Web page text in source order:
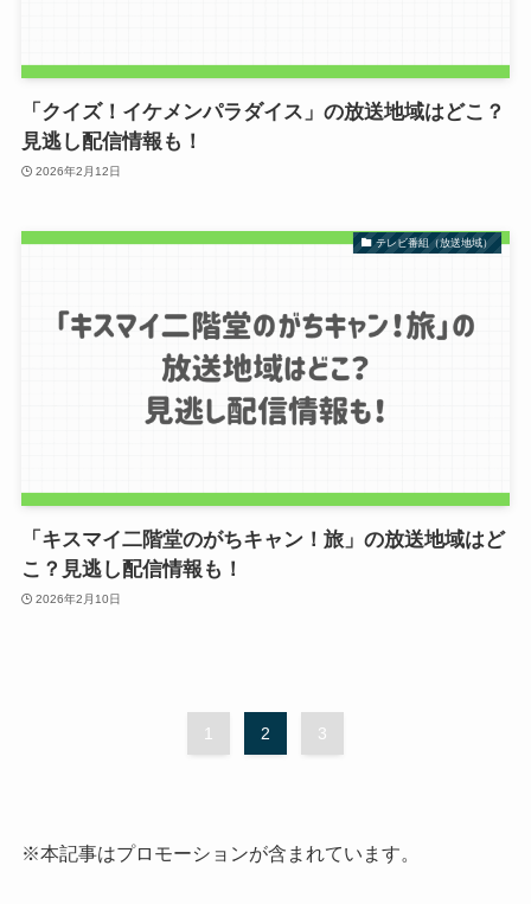
「クイズ！イケメンパラダイス」の放送地域はどこ？
見逃し配信情報も！
2026年2月12日
テレビ番組（放送地域）
「キスマイ二階堂のがちキャン！旅」の放送地域はど
こ？見逃し配信情報も！
2026年2月10日
1 2 3
※本記事はプロモーションが含まれています。